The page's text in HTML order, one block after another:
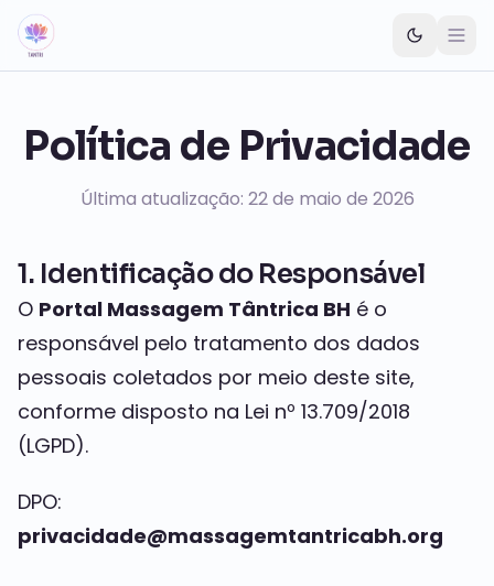
Pular para o conteúdo principal
Política de Privacidade
Última atualização: 22 de maio de 2026
1. Identificação do Responsável
O Portal Massagem Tântrica BH é o
responsável pelo tratamento dos dados
pessoais coletados por meio deste site,
conforme disposto na Lei nº 13.709/2018
(LGPD).
DPO:
privacidade@massagemtantricabh.org